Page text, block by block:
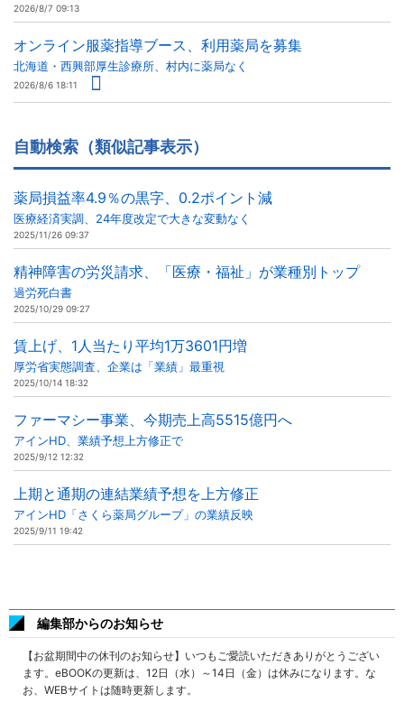
2026/8/7 09:13
オンライン服薬指導ブース、利用薬局を募集
北海道・西興部厚生診療所、村内に薬局なく
2026/8/6 18:11
自動検索（類似記事表示）
薬局損益率4.9％の黒字、0.2ポイント減
医療経済実調、24年度改定で大きな変動なく
2025/11/26 09:37
精神障害の労災請求、「医療・福祉」が業種別トップ
過労死白書
2025/10/29 09:27
賃上げ、1人当たり平均1万3601円増
厚労省実態調査、企業は「業績」最重視
2025/10/14 18:32
ファーマシー事業、今期売上高5515億円へ
アインHD、業績予想上方修正で
2025/9/12 12:32
上期と通期の連結業績予想を上方修正
アインHD「さくら薬局グループ」の業績反映
2025/9/11 19:42
編集部からのお知らせ
【お盆期間中の休刊のお知らせ】いつもご愛読いただきありがとうござい
ます。eBOOKの更新は、12日（水）～14日（金）は休みになります。な
お、WEBサイトは随時更新します。